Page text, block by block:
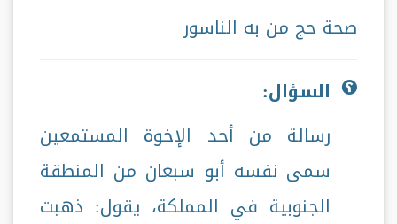
صحة حج من به الناسور
السؤال:
رسالة من أحد الإخوة المستمعين
سمى نفسه أبو سبعان من المنطقة
الجنوبية في المملكة، يقول: ذهبت